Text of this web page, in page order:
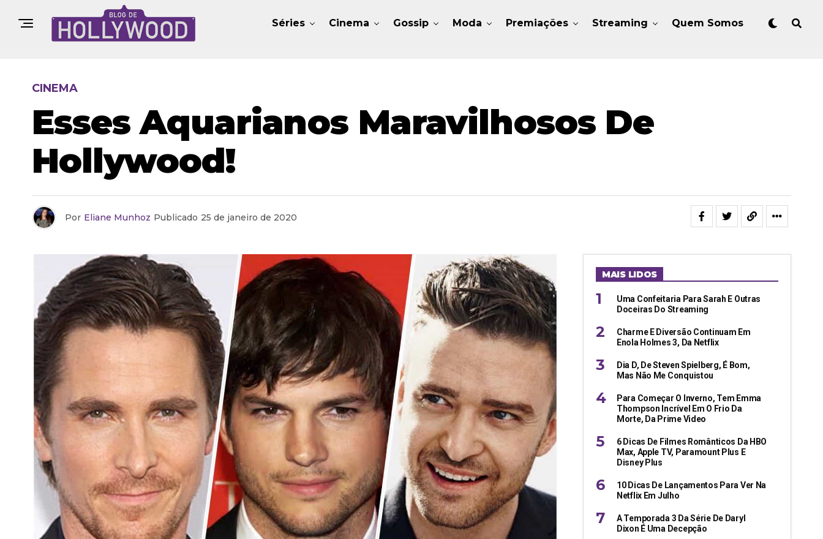
Séries Cinema Gossip Moda Premiações Streaming Quem Somos
CINEMA
Esses Aquarianos Maravilhosos De
Hollywood!
Por Eliane Munhoz Publicado 25 de janeiro de 2020
MAIS LIDOS
Uma Confeitaria Para Sarah E Outras
Doceiras Do Streaming
Charme E Diversão Continuam Em
Enola Holmes 3, Da Netflix
Dia D, De Steven Spielberg, É Bom,
Mas Não Me Conquistou
Para Começar O Inverno, Tem Emma
Thompson Incrível Em O Frio Da
Morte, Da Prime Video
6 Dicas De Filmes Românticos Da HBO
Max, Apple TV, Paramount Plus E
Disney Plus
10 Dicas De Lançamentos Para Ver Na
Netflix Em Julho
A Temporada 3 Da Série De Daryl
Dixon É Uma Decepção